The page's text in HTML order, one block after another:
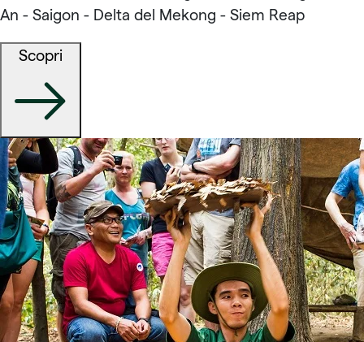
An - Saigon - Delta del Mekong - Siem Reap
Scopri